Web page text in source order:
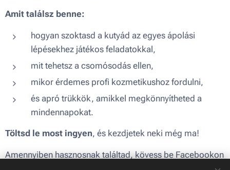
Amit találsz benne:
hogyan szoktasd a kutyád az egyes ápolási
lépésekhez játékos feladatokkal,
mit tehetsz a csomósodás ellen,
mikor érdemes profi kozmetikushoz fordulni,
és apró trükkök, amikkel megkönnyítheted a
mindennapokat.
Töltsd le most ingyen, és kezdjetek neki még ma!
Amennyiben hasznosnak találtad, kövess be Facebookon